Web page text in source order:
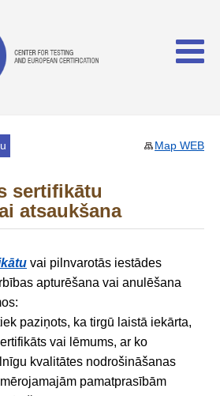
Map WEB
sertifikātu
atsaukšana
vai pilnvarotās iestādes
apturēšana vai anulēšana
paziņots, ka tirgū laistā iekārta,
vai lēmums, ar ko
kvalitātes nodrošināšanas
pamatprasībām